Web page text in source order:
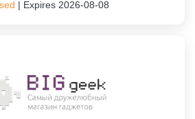
| Expires 2026-08-08